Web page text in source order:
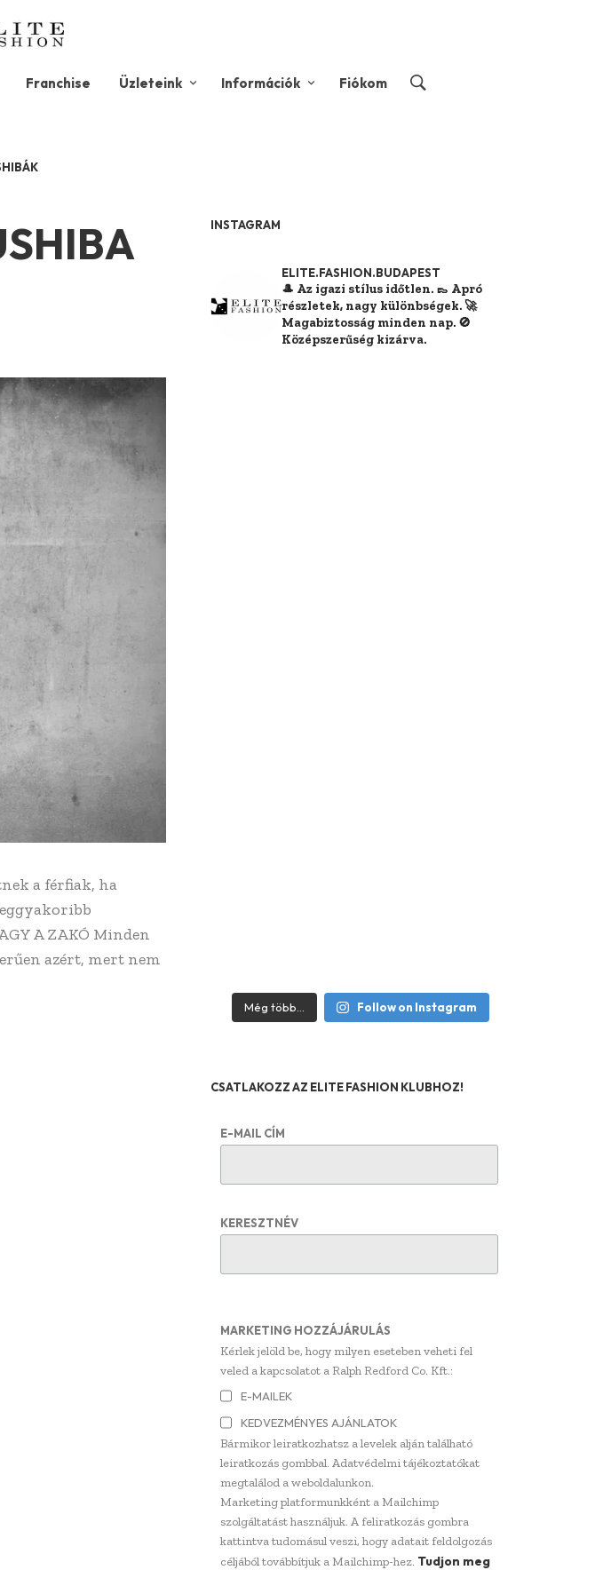
Franchise Üzleteink Információk Fiókom
a férfiak, ha
A ZAKÓ Minden
azért, mert nem
INSTAGRAM
ELITE.FASHION.BUDAPEST
🎩 Az igazi stílus időtlen. 👞 Apró
részletek, nagy különbségek.🚀
Magabiztosság minden nap. 🚫
Középszerűség kizárva.
Még több... Follow on Instagram
CSATLAKOZZ AZ ELITE FASHION KLUBHOZ!
E-MAIL CÍM
KERESZTNÉV
MARKETING HOZZÁJÁRULÁS
Kérlek jelöld be, hogy milyen eseteben veheti fel
veled a kapcsolatot a Ralph Redford Co. Kft.:
E-MAILEK
KEDVEZMÉNYES AJÁNLATOK
Bármikor leiratkozhatsz a levelek alján található
leiratkozás gombbal. Adatvédelmi tájékoztatókat
megtalálod a weboldalunkon.
Marketing platformunkként a Mailchimp
szolgáltatást használjuk. A feliratkozás gombra
kattintva tudomásul veszi, hogy adatait feldolgozás
céljából továbbítjuk a Mailchimp-hez. Tudjon meg